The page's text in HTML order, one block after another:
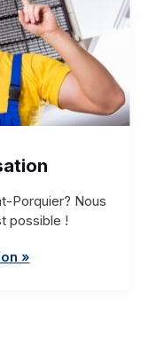
Porquier? Nous
possible !
»